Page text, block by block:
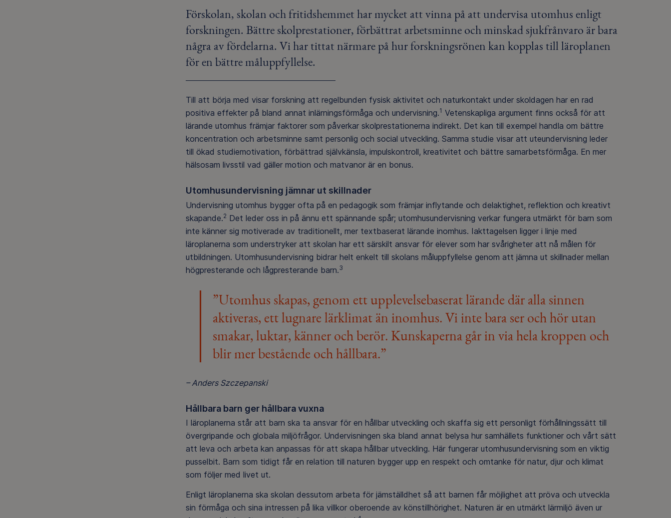
Förskolan, skolan och fritidshemmet har mycket att vinna på att undervisa utomhus enligt
forskningen. Bättre skolprestationer, förbättrat arbetsminne och minskad sjukfrånvaro är bara
några av fördelarna. Vi har tittat närmare på hur forskningsrönen kan kopplas till läroplanen
för en bättre måluppfyllelse.
Till att börja med visar forskning att regelbunden fysisk aktivitet och naturkontakt under skoldagen har en rad
positiva effekter på bland annat inlärningsförmåga och undervisning.1 Vetenskapliga argument finns också för att
lärande utomhus främjar faktorer som påverkar skolprestationerna indirekt. Det kan till exempel handla om bättre
koncentration och arbetsminne samt personlig och social utveckling. Samma studie visar att uteundervisning leder
till ökad studiemotivation, förbättrad självkänsla, impulskontroll, kreativitet och bättre samarbetsförmåga. En mer
hälsosam livsstil vad gäller motion och matvanor är en bonus.
Utomhusundervisning jämnar ut skillnader
Undervisning utomhus bygger ofta på en pedagogik som främjar inflytande och delaktighet, reflektion och kreativt
skapande.2 Det leder oss in på ännu ett spännande spår; utomhusundervisning verkar fungera utmärkt för barn som
inte känner sig motiverade av traditionellt, mer textbaserat lärande inomhus. Iakttagelsen ligger i linje med
läroplanerna som understryker att skolan har ett särskilt ansvar för elever som har svårigheter att nå målen för
utbildningen. Utomhusundervisning bidrar helt enkelt till skolans måluppfyllelse genom att jämna ut skillnader mellan
högpresterande och lågpresterande barn.3
”Utomhus skapas, genom ett upplevelsebaserat lärande där alla sinnen
aktiveras, ett lugnare lärklimat än inomhus. Vi inte bara ser och hör utan
smakar, luktar, känner och berör. Kunskaperna går in via hela kroppen och
blir mer bestående och hållbara.”
– Anders Szczepanski
Hållbara barn ger hållbara vuxna
I läroplanerna står att barn ska ta ansvar för en hållbar utveckling och skaffa sig ett personligt förhållningssätt till
övergripande och globala miljöfrågor. Undervisningen ska bland annat belysa hur samhällets funktioner och vårt sätt
att leva och arbeta kan anpassas för att skapa hållbar utveckling. Här fungerar utomhusundervisning som en viktig
pusselbit. Barn som tidigt får en relation till naturen bygger upp en respekt och omtanke för natur, djur och klimat
som följer med livet ut.
Enligt läroplanerna ska skolan dessutom arbeta för jämställdhet så att barnen får möjlighet att pröva och utveckla
sin förmåga och sina intressen på lika villkor oberoende av könstillhörighet. Naturen är en utmärkt lärmiljö även ur